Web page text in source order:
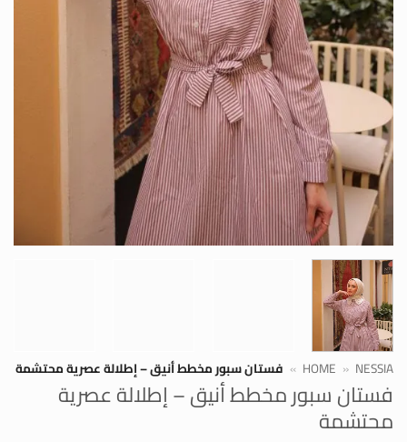
HOME » NESSIA
» فستان سبور مخطط أنيق – إطلالة عصرية محتشمة
فستان سبور مخطط أنيق – إطلالة عصرية
محتشمة